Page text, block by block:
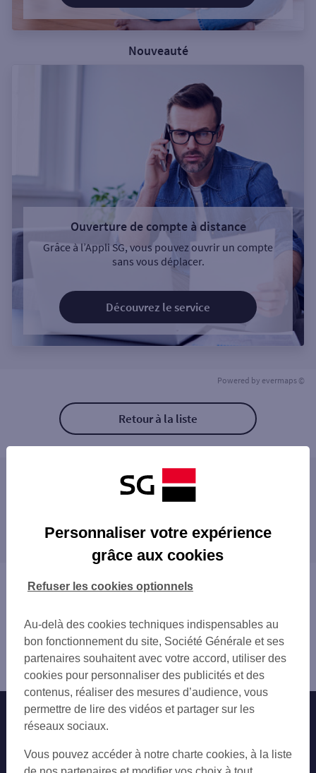
Nouveauté
Ouverture de compte à distance
Grâce à l’Appli SG, vous pouvez ouvrir un compte
sans vous déplacer.
Découvrez le service
Powered by evermaps ©
Retour à la liste
Les distributeurs/automates à proximité
BOUCHAIN 98 RUE HENRI BOCQUET
SOMAIN 181 BD LOUISE MICHEL
SOMAIN 2 RUE SUZANNE LANOY
ANZIN 161 AV ANATOLE FRANCE
RAISMES 31 GD PL
GARE SNCF VALENCIENNES
GARE SNCF VALENCIENNES
VALENCIENNES CLEM
C.CIAL VALENCIENNES
VALENCIENNES 2 RUE DE LA POSTE
VALENCIENNES 11 AV D AMSTERDAM
proximité
DOUCHY-LES-MINES
ANZIN
VALENCIENNES
ANICHE
MARLY
SAINT-SAULVE
BRUAY-SUR-L'ESCAUT
SAINT-AMAND-LES-EAUX
VIEUX-CONDÉ
Vous êtes ici : Accueil
Denain
Distributeur/automate DENAIN VILLARS
Nos engagements Nous contacter
Autres sites SG
Professionnels
Personnaliser votre expérience
grâce aux cookies
Au-delà des cookies techniques indispensables au
bon fonctionnement du site, Société Générale et ses
partenaires souhaitent avec votre accord, utiliser des
cookies pour personnaliser des publicités et des
contenus, réaliser des mesures d’audience, vous
permettre de lire des vidéos et partager sur les
réseaux sociaux.
Vous pouvez accéder à notre charte cookies, à la liste
Refuser les cookies optionnels